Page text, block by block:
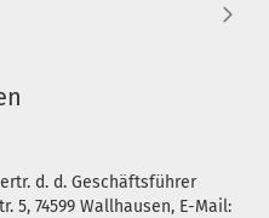
d. d. Geschäftsführer
5, 74599 Wallhausen, E-Mail: